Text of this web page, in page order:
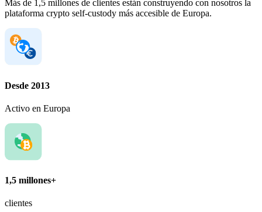
Más de 1,5 millones de clientes están construyendo con nosotros la
plataforma crypto self-custody más accesible de Europa.
Desde 2013
Activo en Europa
1,5 millones+
clientes